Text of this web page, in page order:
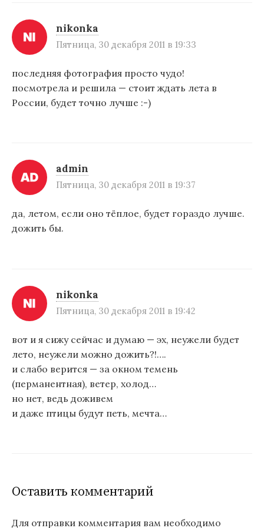
nikonka
Пятница, 30 декабря 2011 в 19:33
последняя фотография просто чудо!
посмотрела и решила — стоит ждать лета в
России, будет точно лучше :-)
admin
Пятница, 30 декабря 2011 в 19:37
да, летом, если оно тёплое, будет гораздо лучше.
дожить бы.
nikonka
Пятница, 30 декабря 2011 в 19:42
вот и я сижу сейчас и думаю — эх, неужели будет
лето, неужели можно дожить?!….
и слабо верится — за окном темень
(перманентная), ветер, холод…
но нет, ведь доживем
и даже птицы будут петь, мечта…
Оставить комментарий
Для отправки комментария вам необходимо